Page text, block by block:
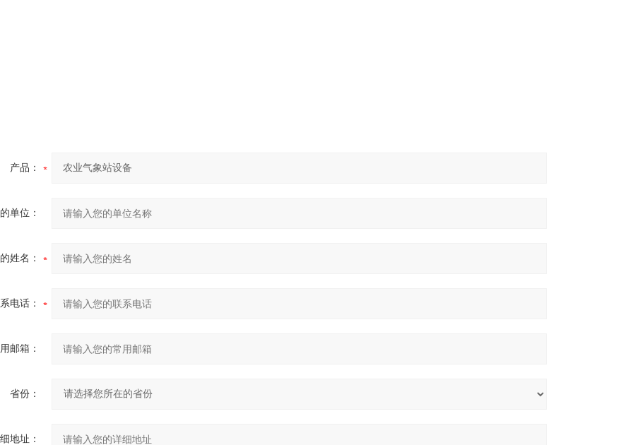
产品：
单位：
姓名：
电话：
邮箱：
省份：
地址：